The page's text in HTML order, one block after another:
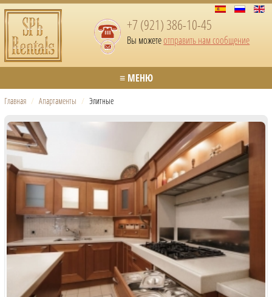
+7 (921) 386-10-45
Вы можетеотправить нам сообщение
≡ МЕНЮ
Главная / Апартаменты / Элитные